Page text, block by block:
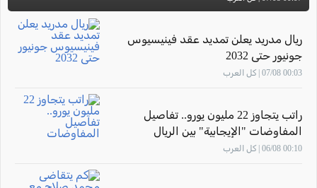
ريال مدريد يعلن تمديد عقد فينيسيوس
جونيور حتى 2032
00:03 07/08 | كل العرب
راتب يتجاوز 22 مليون يورو.. تفاصيل
المفاوضات "الإيجابية" بين الريال
وفينيسيوس
00:10 06/08 | كل العرب